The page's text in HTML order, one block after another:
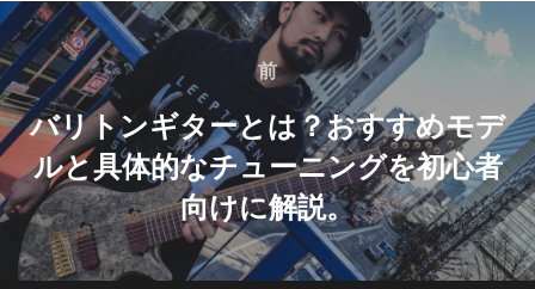
投
稿
ナ
ビ
ゲ
ー
前
前
バリトンギターとは？おすすめモデ
ルと具体的なチューニングを初心者
向けに解説。